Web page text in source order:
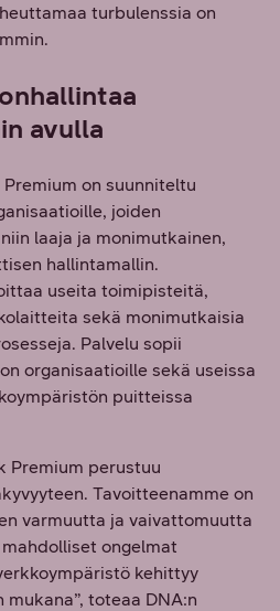
turbulenssia on
avulla
on suunniteltu
joiden
laaja ja monimutkainen,
hallintamallin.
useita toimipisteitä,
sekä monimutkaisia
Palvelu sopii
organisaatioille sekä useissa
puitteissa
Premium perustuu
Tavoitteenamme on
varmuutta ja vaivattomuutta
ongelmat
kehittyy
toteaa DNA:n